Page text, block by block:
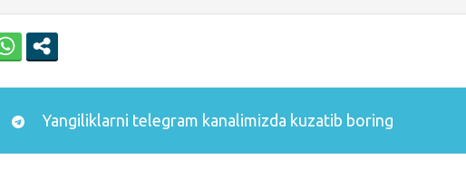
Yangiliklarni telegram kanalimizda kuzatib boring